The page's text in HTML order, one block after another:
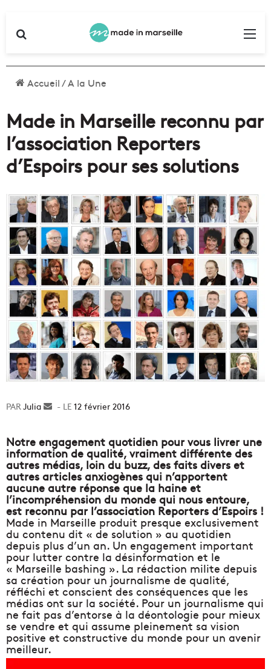
Accueil/A la Une
Made in Marseille reconnu par
l’association Reporters
d’Espoirs pour ses solutions
Julia
Envoyer12 février 2016
Notre engagement quotidien pour vous livrer une
information de qualité, vraiment différente des
autres médias, loin du buzz, des faits divers et
autres articles anxiogènes qui n’apportent
aucune autre réponse que la haine et
l’incompréhension du monde qui nous entoure,
est reconnu par l’association Reporters d’Espoirs !
Made in Marseille produit presque exclusivement
du contenu dit « de solution » au quotidien
depuis plus d’un an. Un engagement important
pour lutter contre la désinformation et le
« Marseille bashing ». La rédaction milite depuis
sa création pour un journalisme de qualité,
réfléchi et conscient des conséquences que les
médias ont sur la société. Pour un journalisme qui
ne fait pas d’entorse à la déontologie pour mieux
se vendre et qui assume pleinement sa vision
positive et constructive du monde pour un avenir
meilleur.